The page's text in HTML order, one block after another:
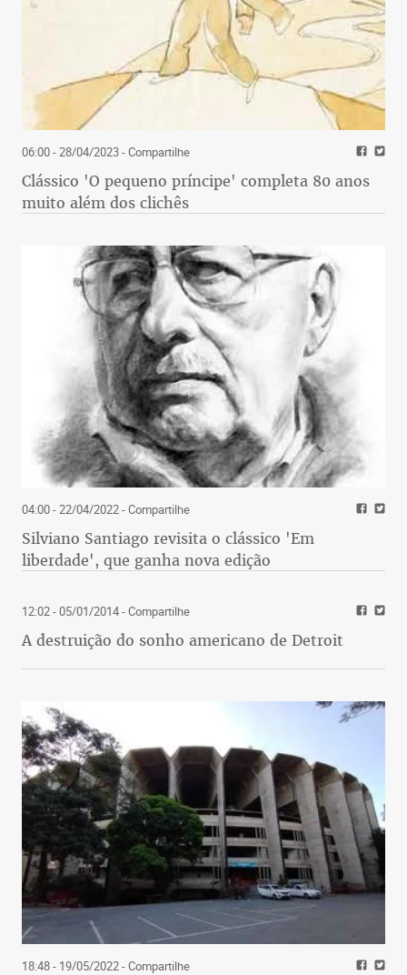
06:00 - 28/04/2023- Compartilhe
Clássico 'O pequeno príncipe' completa 80 anos
muito além dos clichês
04:00 - 22/04/2022- Compartilhe
Silviano Santiago revisita o clássico 'Em
liberdade', que ganha nova edição
12:02 - 05/01/2014- Compartilhe
A destruição do sonho americano de Detroit
18:48 - 19/05/2022- Compartilhe